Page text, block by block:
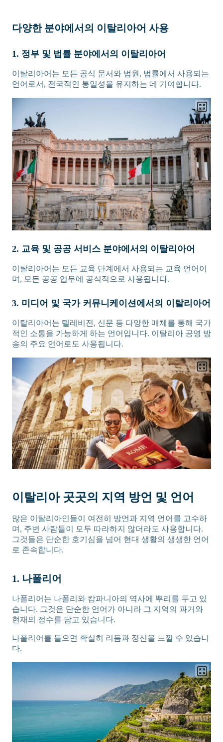
다양한 분야에서의 이탈리아어 사용
1. 정부 및 법률 분야에서의 이탈리아어
이탈리아어는 모든 공식 문서와 법원, 법률에서 사용되는
언어로서, 전국적인 통일성을 유지하는 데 기여합니다.
2. 교육 및 공공 서비스 분야에서의 이탈리아어
이탈리아어는 모든 교육 단계에서 사용되는 교육 언어이
며, 모든 공공 업무에 공식적으로 사용됩니다.
3. 미디어 및 국가 커뮤니케이션에서의 이탈리아어
이탈리아어는 텔레비전, 신문 등 다양한 매체를 통해 국가
적인 소통을 가능하게 하는 언어입니다. 이탈리아 공영 방
송의 주요 언어로도 사용됩니다.
이탈리아 곳곳의 지역 방언 및 언어
많은 이탈리아인들이 여전히 방언과 지역 언어를 고수하
며, 주변 사람들이 모두 따라하지 않더라도 사용합니다.
그것들은 단순한 호기심을 넘어 현대 생활의 생생한 언어
로 존속합니다.
1. 나폴리어
나폴리어는 나폴리와 캄파니아의 역사에 뿌리를 두고 있
습니다. 그것은 단순한 언어가 아니라 그 지역의 과거와
현재의 정수를 담고 있습니다.
나폴리어를 들으면 확실히 리듬과 정신을 느낄 수 있습니
다.